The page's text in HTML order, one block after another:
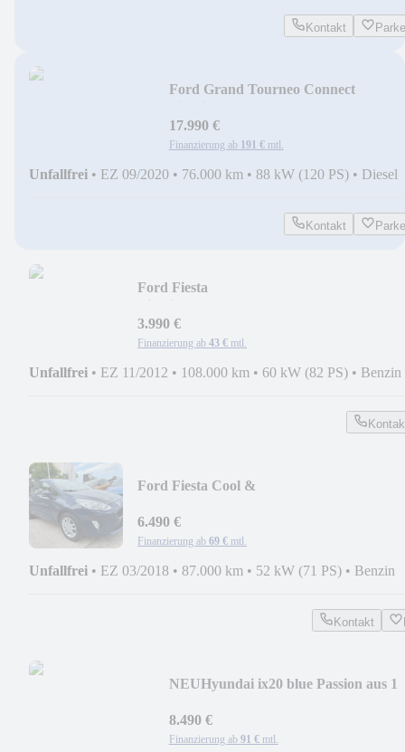
Kontakt
Ford Grand Tourneo Connect
17.990 €
Finanzierung ab 191 € mtl.
Unfallfrei • EZ 09/2020 • 76.000 km • 88 kW (120 PS) • Diesel
Kontakt
Ford Fiesta
3.990 €
Finanzierung ab 43 € mtl.
Unfallfrei • EZ 11/2012 • 108.000 km • 60 kW (82 PS) • Benzin
Ford Fiesta Cool &
6.490 €
Finanzierung ab 69 € mtl.
Unfallfrei • EZ 03/2018 • 87.000 km • 52 kW (71 PS) • Benzin
Kontakt
NEUHyundai ix20 blue Passion aus 1
8.490 €
Finanzierung ab 91 € mtl.